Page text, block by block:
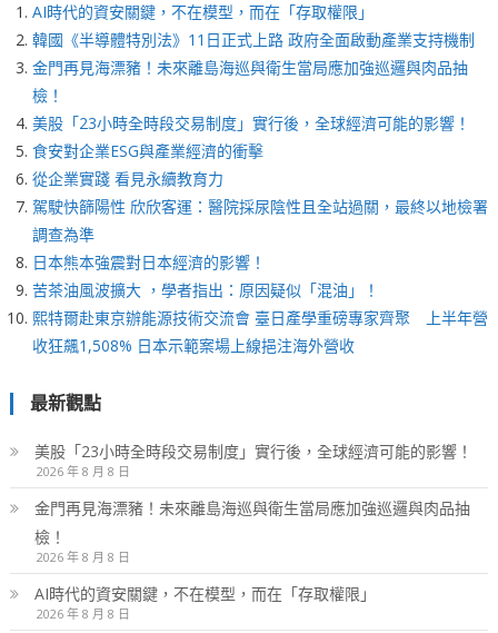
AI時代的資安關鍵，不在模型，而在「存取權限」
韓國《半導體特別法》11日正式上路 政府全面啟動產業支持機制
金門再見海漂豬！未來離島海巡與衛生當局應加強巡邏與肉品抽
檢！
美股「23小時全時段交易制度」實行後，全球經濟可能的影響！
食安對企業ESG與產業經濟的衝擊
從企業實踐 看見永續教育力
駕駛快篩陽性 欣欣客運：醫院採尿陰性且全站過關，最終以地檢署
調查為準
日本熊本強震對日本經濟的影響！
苦茶油風波擴大 ，學者指出：原因疑似「混油」！
熙特爾赴東京辦能源技術交流會 臺日產學重磅專家齊聚 上半年營
收狂飆1,508% 日本示範案場上線挹注海外營收
最新觀點
美股「23小時全時段交易制度」實行後，全球經濟可能的影響！
2026 年 8 月 8 日
金門再見海漂豬！未來離島海巡與衛生當局應加強巡邏與肉品抽
檢！
2026 年 8 月 8 日
AI時代的資安關鍵，不在模型，而在「存取權限」
2026 年 8 月 8 日